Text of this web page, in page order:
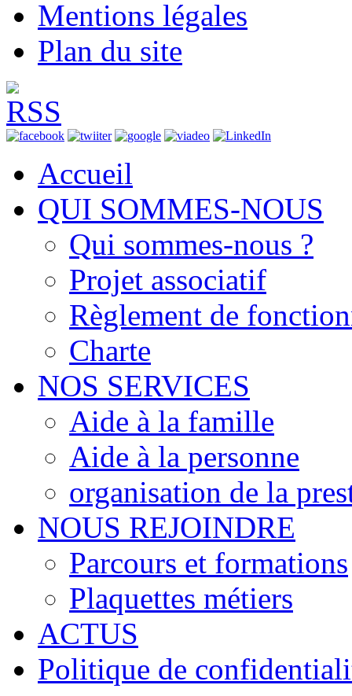
Mentions légales
Plan du site
Accueil
QUI SOMMES-NOUS
Qui sommes-nous ?
Projet associatif
Règlement de
Charte
NOS SERVICES
Aide à la famille
Aide à la personne
organisation de la
NOUS REJOINDRE
Parcours et formations
Plaquettes métiers
ACTUS
Politique de